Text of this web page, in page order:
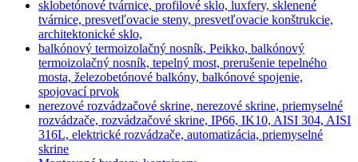
sklobetónové tvárnice, profilové sklo, luxfery, sklenené
tvárnice, presvetľovacie steny, presvetľovacie konštrukcie,
architektonické sklo,
balkónový termoizolačný nosník, Peikko, balkónový
termoizolačný nosník, tepelný most, prerušenie tepelného
mosta, železobetónové balkóny, balkónové spojenie,
spojovací prvok
nerezové rozvádzačové skrine, nerezové skrine, priemyselné
rozvádzače, rozvádzačové skrine, IP66, IK10, AISI 304, AISI
316L, elektrické rozvádzače, automatizácia, priemyselné
skrine